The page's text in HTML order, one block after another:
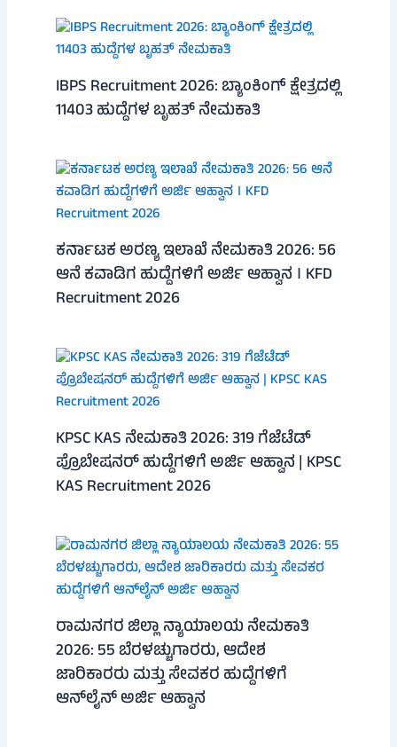
IBPS Recruitment 2026: ಬ್ಯಾಂಕಿಂಗ್ ಕ್ಷೇತ್ರದಲ್ಲಿ
11403 ಹುದ್ದೆಗಳ ಬೃಹತ್ ನೇಮಕಾತಿ
ಕರ್ನಾಟಕ ಅರಣ್ಯ ಇಲಾಖೆ ನೇಮಕಾತಿ 2026: 56
ಆನೆ ಕವಾಡಿಗ ಹುದ್ದೆಗಳಿಗೆ ಅರ್ಜಿ ಆಹ್ವಾನ । KFD
Recruitment 2026
KPSC KAS ನೇಮಕಾತಿ 2026: 319 ಗೆಜೆಟೆಡ್
ಪ್ರೊಬೇಷನರ್ ಹುದ್ದೆಗಳಿಗೆ ಅರ್ಜಿ ಆಹ್ವಾನ | KPSC
KAS Recruitment 2026
ರಾಮನಗರ ಜಿಲ್ಲಾ ನ್ಯಾಯಾಲಯ ನೇಮಕಾತಿ
2026: 55 ಬೆರಳಚ್ಚುಗಾರರು, ಆದೇಶ
ಜಾರಿಕಾರರು ಮತ್ತು ಸೇವಕರ ಹುದ್ದೆಗಳಿಗೆ
ಆನ್‌ಲೈನ್ ಅರ್ಜಿ ಆಹ್ವಾನ